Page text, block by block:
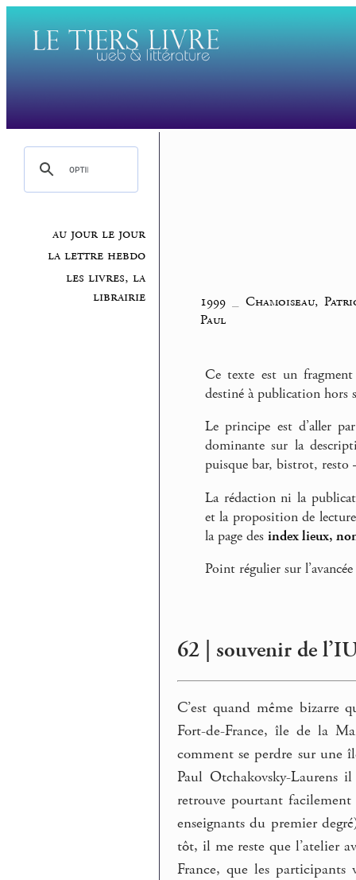
au jour le jour
la lettre hebdo
les livres, la
librairie
1999_ Chamoiseau,
Paul
Ce texte est un
destiné à publication hors
Le principe est d’aller
dominante sur la
puisque bar, bistrot,
La rédaction ni la
et la proposition de
la page des index lieux,
Point régulier sur
62 | souvenir de
C’est quand même bizarre
Fort-de-France, île de la
comment se perdre sur une
Paul Otchakovsky-Laurens
retrouve pourtant
enseignants du premier
tôt, il me reste que l’atelier
France, que les